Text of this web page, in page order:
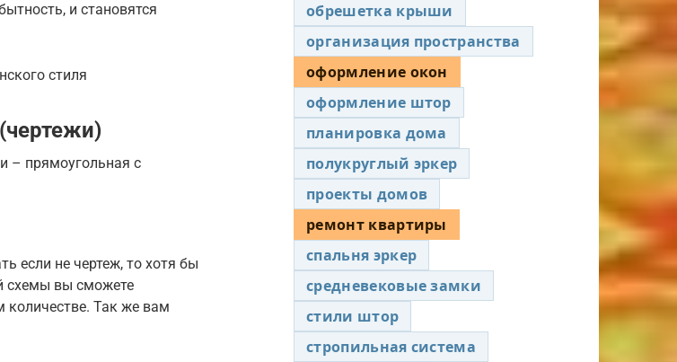
и становятся
стиля
– прямоугольная с
если не чертеж, то хотя бы
схемы вы сможете
количестве. Так же вам
обрешетка крыши
организация пространства
оформление окон
оформление штор
планировка дома
полукруглый эркер
проекты домов
ремонт квартиры
спальня эркер
средневековые замки
стили штор
стропильная система